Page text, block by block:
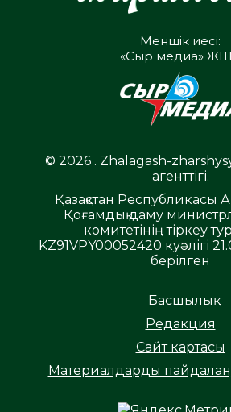
Меншік иесі:
«Сыр медиа»
© 2026 . Zhalagash-
агенттігі.
Қазақстан Республикасы
Қоғамдық даму
комитетінің тіркеу
KZ91VPY00052420 куәлігі
берілген
Басшылық
Редакция
Сайт картасы
Материалдарды